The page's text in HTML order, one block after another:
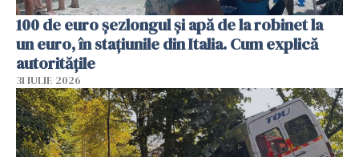
100 de euro șezlongul și apă de la robinet la
un euro, în stațiunile din Italia. Cum explică
autoritățile
31 IULIE 2026